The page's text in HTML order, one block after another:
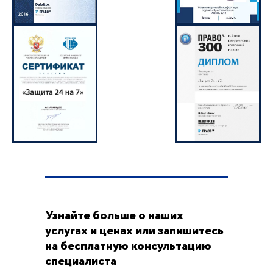
Узнайте больше о наших
услугах и ценах или запишитесь
на бесплатную консультацию
специалиста